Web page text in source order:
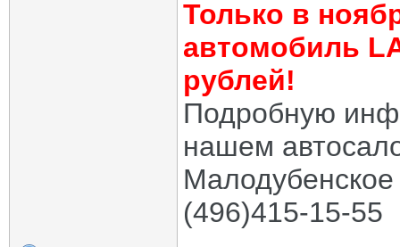
Только в
автомобиль
рублей!
Подробную
нашем
(496)415-15-55